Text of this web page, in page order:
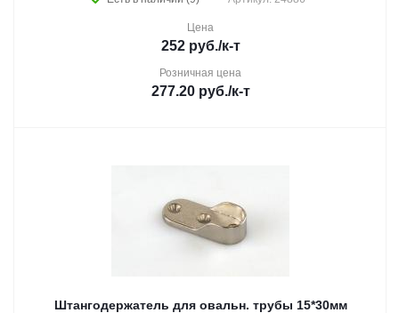
Цена
252руб./к-т
Розничная цена
277.20руб./к-т
Штангодержатель для овальн. трубы 15*30мм